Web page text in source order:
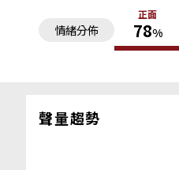
情緒分佈
正面
78%
聲量趨勢